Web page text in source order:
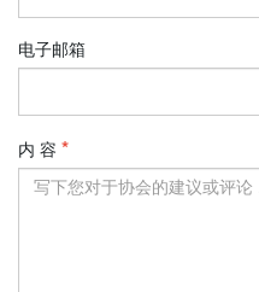
电子邮箱
内 容